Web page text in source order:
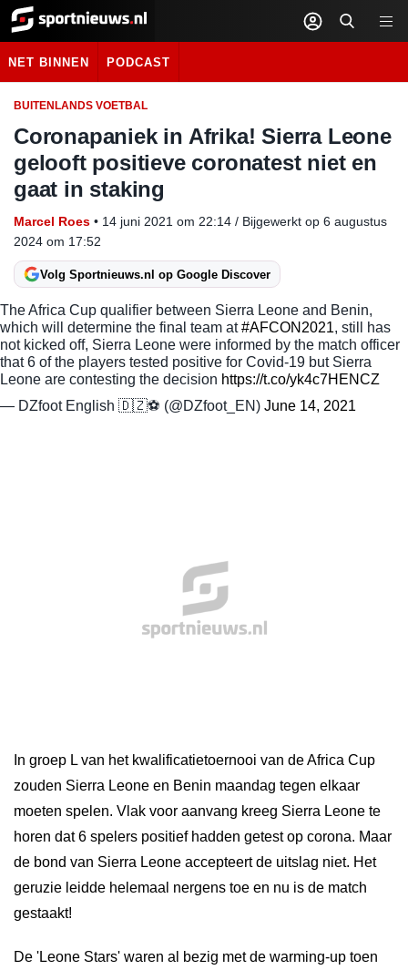
Sportnieuws.nl
NET BINNEN PODCAST
BUITENLANDS VOETBAL
Coronapaniek in Afrika! Sierra Leone
gelooft positieve coronatest niet en
gaat in staking
Marcel Roes • 14 juni 2021 om 22:14 / Bijgewerkt op 6 augustus
2024 om 17:52
Volg Sportnieuws.nl op Google Discover
The Africa Cup qualifier between Sierra Leone and Benin,
which will determine the final team at#AFCON2021, still has
not kicked off, Sierra Leone were informed by the match officer
that 6 of the players tested positive for Covid-19 but Sierra
Leone are contesting the decision https://t.co/yk4c7HENCZ
— DZfoot English 🇩🇿⚽️ (@DZfoot_EN) June 14, 2021
In groep L van het kwalificatietoernooi van de Africa Cup
zouden Sierra Leone en Benin maandag tegen elkaar
moeten spelen. Vlak voor aanvang kreeg Sierra Leone te
horen dat 6 spelers positief hadden getest op corona. Maar
de bond van Sierra Leone accepteert de uitslag niet. Het
geruzie leidde helemaal nergens toe en nu is de match
gestaakt!
De 'Leone Stars' waren al bezig met de warming-up toen